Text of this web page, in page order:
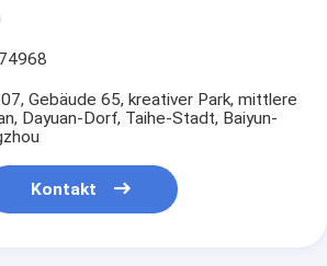
Gebäude 65, kreativer Park, mittlere
Dayuan-Dorf, Taihe-Stadt, Baiyun-
Kontakt